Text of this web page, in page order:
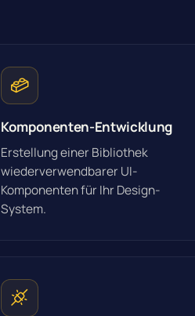
Komponenten-Entwicklung
Erstellung einer Bibliothek
wiederverwendbarer UI-
Komponenten für Ihr Design-
System.